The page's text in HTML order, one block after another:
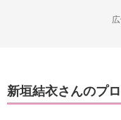
新垣結衣さんのプ